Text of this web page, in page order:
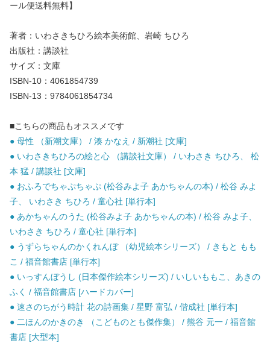
ール便送料無料】
著者：いわさきちひろ絵本美術館、岩崎 ちひろ
出版社：講談社
サイズ：文庫
ISBN-10：4061854739
ISBN-13：9784061854734
■こちらの商品もオススメです
● 母性 （新潮文庫） / 湊 かなえ / 新潮社 [文庫]
● いわさきちひろの絵と心 （講談社文庫） / いわさき ちひろ、 松
本 猛 / 講談社 [文庫]
● おふろでちゃぷちゃぷ (松谷みよ子 あかちゃんの本) / 松谷 みよ
子、 いわさき ちひろ / 童心社 [単行本]
● あかちゃんのうた (松谷みよ子 あかちゃんの本) / 松谷 みよ子、
いわさき ちひろ / 童心社 [単行本]
● うずらちゃんのかくれんぼ （幼児絵本シリーズ） / きもと もも
こ / 福音館書店 [単行本]
● いっすんぼうし (日本傑作絵本シリーズ) / いしいももこ、あきの
ふく / 福音館書店 [ハードカバー]
● 速さのちがう時計 花の詩画集 / 星野 富弘 / 偕成社 [単行本]
● 二ほんのかきのき （こどものとも傑作集） / 熊谷 元一 / 福音館
書店 [大型本]